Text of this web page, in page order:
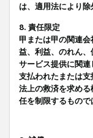
は、適用法により
8. 責任限定
甲または甲の関連
益、利益、のれん
サービス提供に関
支払われたまたは
法上の救済を求め
任を制限するもので